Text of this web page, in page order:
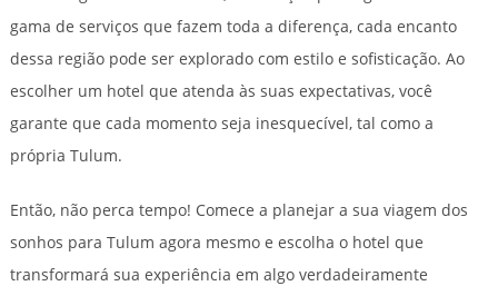
gama de serviços que fazem toda a diferença, cada encanto
dessa região pode ser explorado com estilo e sofisticação. Ao
escolher um hotel que atenda às suas expectativas, você
garante que cada momento seja inesquecível, tal como a
própria Tulum.
Então, não perca tempo! Comece a planejar a sua viagem dos
sonhos para Tulum agora mesmo e escolha o hotel que
transformará sua experiência em algo verdadeiramente